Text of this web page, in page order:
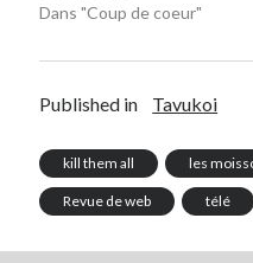
Dans "Coup de coeur"
Published in Tavukoi
kill them all les
Revue de web télé